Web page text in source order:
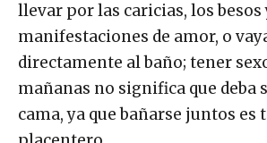
llevar por las caricias, los besos
manifestaciones de amor, o
directamente al baño; tener
mañanas no significa que deba
cama, ya que bañarse juntos es